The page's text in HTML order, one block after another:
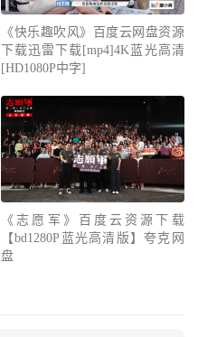
《快乐趣吹风》百度云网盘资源
下载迅雷下载[mp4]4K蓝光高清
[HD1080P中字]
《志愿军》百度云资源下载
【bd1280P蓝光高清版】夸克网
盘